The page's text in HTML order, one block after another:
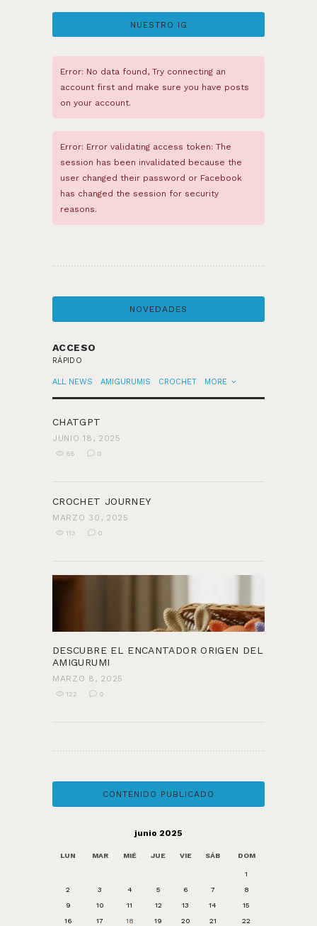
NUESTRO IG
Error: No data found, Try connecting an
account first and make sure you have posts
on your account.
Error: Error validating access token: The
session has been invalidated because the
user changed their password or Facebook
has changed the session for security
reasons.
NOVEDADES
ACCESO
RÁPIDO
ALL NEWS AMIGURUMIS CROCHET MORE
CHATGPT
JUNIO 18, 2025
65 0
CROCHET JOURNEY
MARZO 30, 2025
113 0
DESCUBRE EL ENCANTADOR ORIGEN DEL
AMIGURUMI
MARZO 8, 2025
122 0
CONTENIDO PUBLICADO
junio 2025
LUN MAR MIÉ JUE VIE SÁB DOM
1
2
3 4 5 6 7
8
9
10 11 12 13 14
15
16
17 18 19 20 21
22